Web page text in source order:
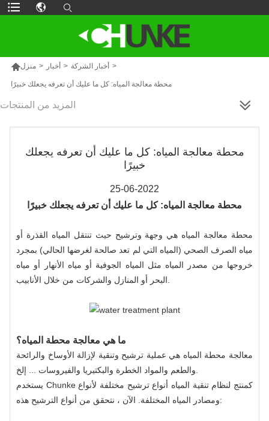
منزل > أخبار > أخبار الشركة >
محطة معالجة المياه: كل ما عليك أن تعرفه يجعلك خبيرًا
المزيد من المنتجات
محطة معالجة المياه: كل ما عليك أن تعرفه يجعلك
خبيرًا
25-06-2022
محطة معالجة المياه: كل ما عليك أن تعرفه يجعلك خبيرًا
محطة معالجة المياه هي وجهة وترشيح حيث تنتقل المياه القذرة أو
مياه الصرف الصحي (المياه التي لم تعد صالحة لغرضها الحالي) بمجرد
خروجها من مصدر المياه مثل المياه الجوفية أو مياه الأنهار أو مياه
ما هي معالجة محطة المياه؟
معالجة محطة المياه هي عملية ترشيح وتنقية لإزالة الأوساخ والرائحة
يستخدم Chunke كمنتج لنظام تنقية المياه أنواع ترشيح مختلفة لأنواع
ومصادر المياه المختلفة. الآن ، نتحقق من أنواع الترشيح هذه: